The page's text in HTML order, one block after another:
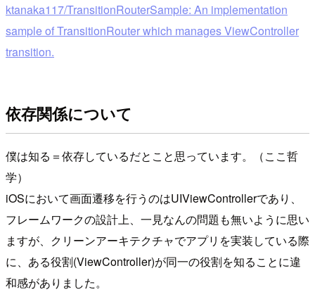
ktanaka117/TransitionRouterSample: An implementation
sample of TransitionRouter which manages ViewController
transition.
依存関係について
僕は知る＝依存しているだとこと思っています。（ここ哲
学）
iOSにおいて画面遷移を行うのはUIViewControllerであり、
フレームワークの設計上、一見なんの問題も無いように思い
ますが、クリーンアーキテクチャでアプリを実装している際
に、ある役割(ViewController)が同一の役割を知ることに違
和感がありました。